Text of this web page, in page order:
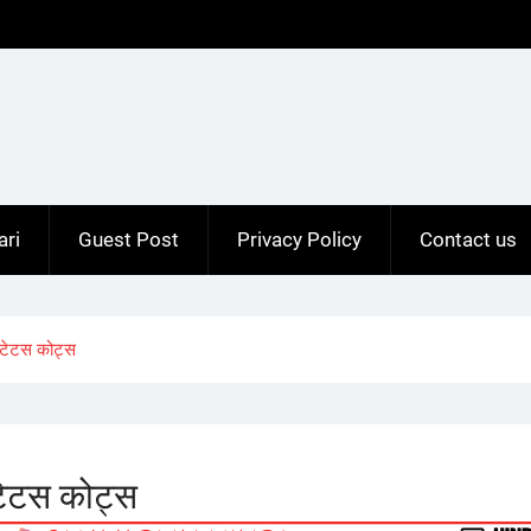
Guest Post Privacy Policy Contact us
कोट्स
कोट्स